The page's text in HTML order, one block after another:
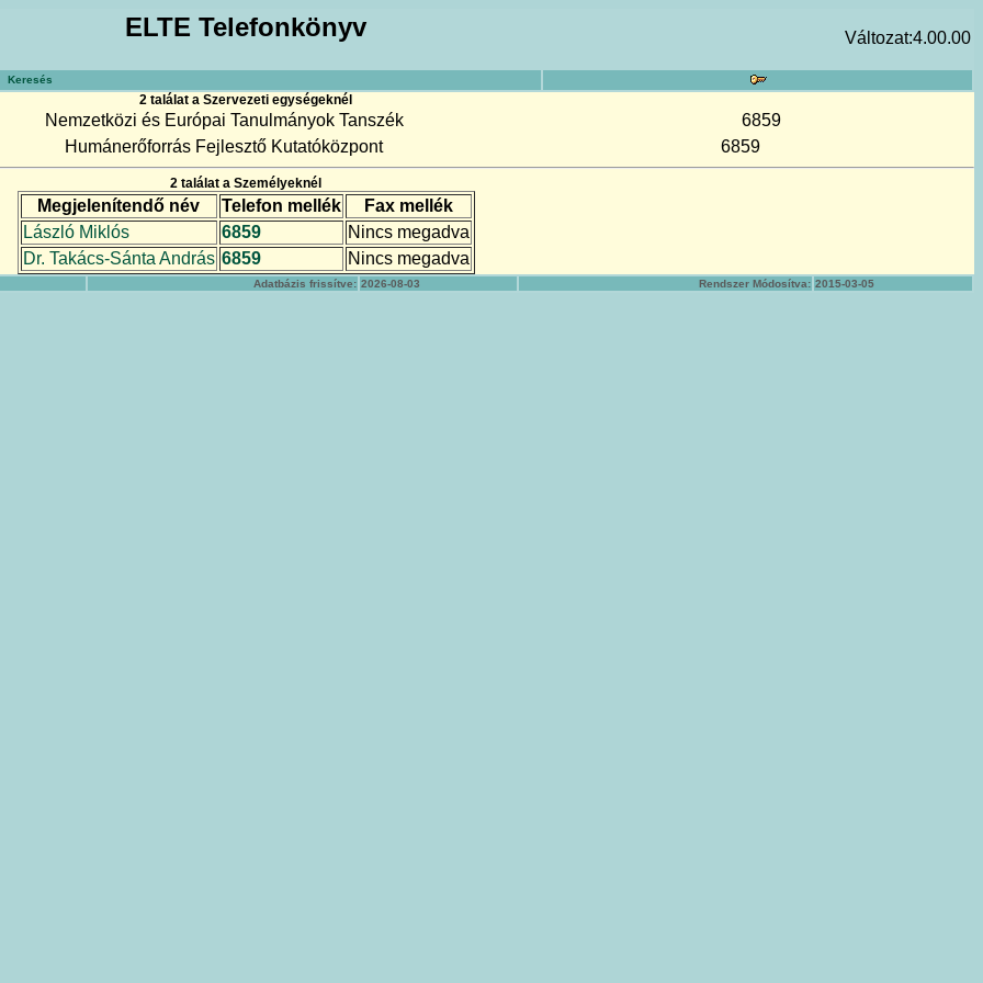
ELTE Telefonkönyv Változat:4.00.00
Keresés
2 találat a Szervezeti egységeknél
Nemzetközi és Európai Tanulmányok Tanszék
6859
Humánerőforrás Fejlesztő Kutatóközpont
6859
2 találat a Személyeknél
Megjelenítendő név Telefon mellék
Fax mellék
László Miklós
6859
Nincs megadva
Dr. Takács-Sánta András 6859 Nincs megadva
Adatbázis frissítve: 2026-08-03 Rendszer Módosítva: 2015-03-05